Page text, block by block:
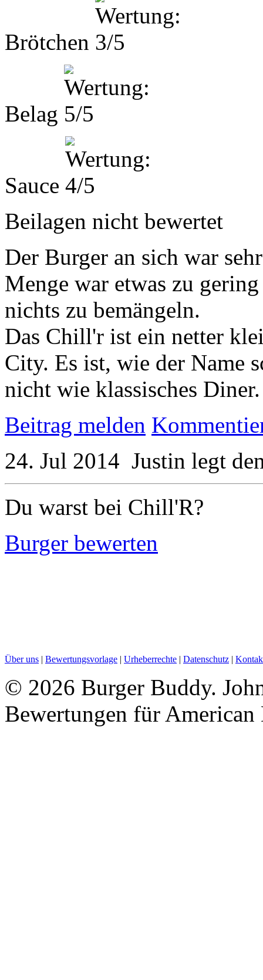
Brötchen
Belag
Sauce
Beilagen nicht bewertet
Der Burger an sich war
Menge war etwas zu
nichts zu bemängeln.
Das Chill'r ist ein netter
City. Es ist, wie der Name
nicht wie klassisches Diner.
Beitrag melden
24. Jul 2014 Justin legt
Du warst bei Chill'R?
Burger bewerten
Über uns | Bewertungsvorlage | Urheberrechte | Datenschutz |
© 2026 Burger Buddy.
Bewertungen für